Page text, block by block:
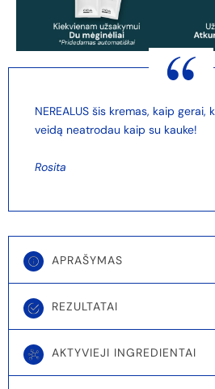
NEREALUS šis kremas, kaip
veidą neatrodau kaip su kauke!
Rosita
APRAŠYMAS
REZULTATAI
AKTYVIEJI INGREDIENTAI